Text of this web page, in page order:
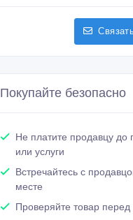
Покупайте безопасно
Не платите продавцу до
или услуги
Встречайтесь с
месте
Проверяйте товар перед